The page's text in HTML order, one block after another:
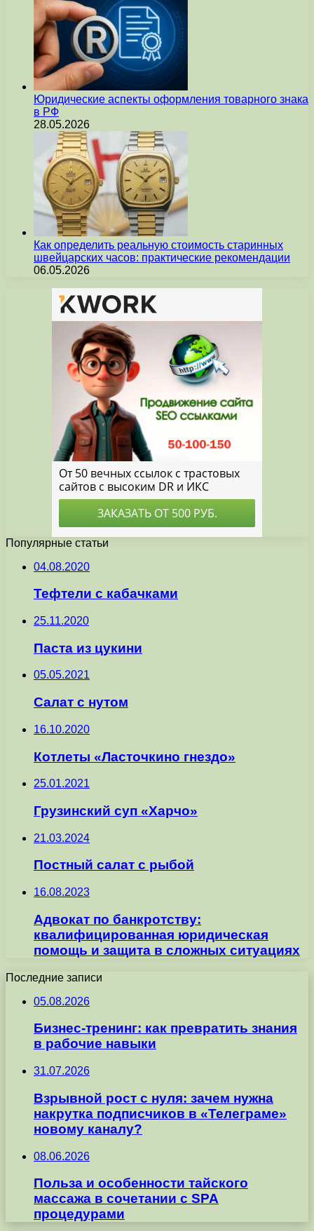
Юридические аспекты оформления товарного знака
в РФ
28.05.2026
Как определить реальную стоимость старинных
швейцарских часов: практические рекомендации
06.05.2026
Популярные статьи
04.08.2020
Тефтели с кабачками
25.11.2020
Паста из цукини
05.05.2021
Cалат с нутом
16.10.2020
Котлеты «Ласточкино гнездо»
25.01.2021
Грузинский суп «Харчо»
21.03.2024
Постный салат с рыбой
16.08.2023
Адвокат по банкротству:
квалифицированная юридическая
помощь и защита в сложных ситуациях
Последние записи
05.08.2026
Бизнес-тренинг: как превратить знания
в рабочие навыки
31.07.2026
Взрывной рост с нуля: зачем нужна
накрутка подписчиков в «Телеграме»
новому каналу?
08.06.2026
Польза и особенности тайского
массажа в сочетании с SPA
процедурами